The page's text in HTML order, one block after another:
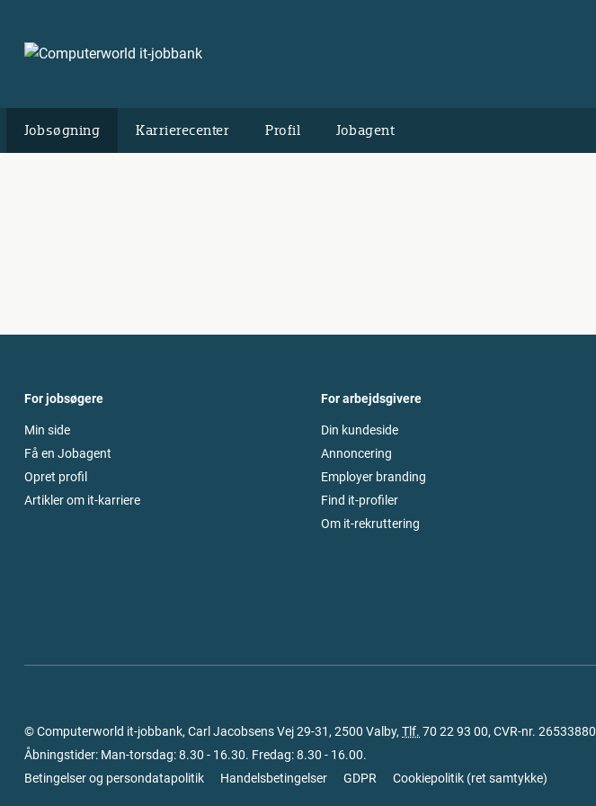
Jobsøgning Karrierecenter Profil Jobagent
For jobsøgere
Min side
Få en Jobagent
Opret profil
Artikler om it-karriere
For arbejdsgivere
Din kundeside
Annoncering
Employer branding
Find it-profiler
Om it-rekruttering
© Computerworld it-jobbank, Carl Jacobsens Vej 29-31, 2500 Valby, Tlf. 70 22 93 00, CVR-nr. 26533880
Åbningstider: Man-torsdag: 8.30 - 16.30. Fredag: 8.30 - 16.00.
Betingelser og persondatapolitik
Handelsbetingelser GDPR Cookiepolitik (ret samtykke)